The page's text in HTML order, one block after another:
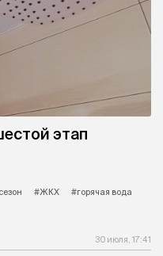
этап
#ЖКХ
#горячая вода
30 июля, 17:41